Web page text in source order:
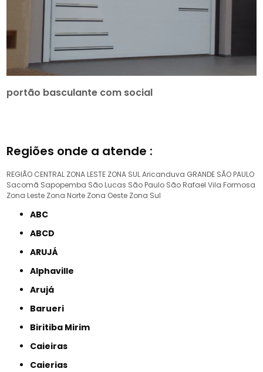
portão basculante com social
Regiões onde a atende :
REGIÃO CENTRAL ZONA LESTE ZONA SULAricanduva GRANDE SÃO PAULO
Sacomã Sapopemba São Lucas São Paulo São Rafael Vila Formosa
Zona Leste Zona Norte Zona Oeste Zona Sul
ABC
ABCD
ARUJÁ
Alphaville
Arujá
Barueri
Biritiba Mirim
Caieiras
Caierias